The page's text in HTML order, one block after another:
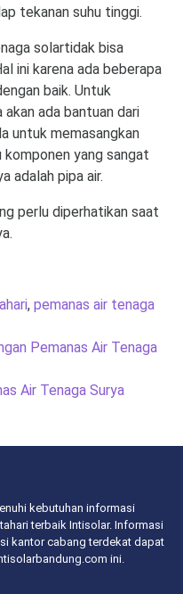
tekanan suhu tinggi.
solartidak bisa
ini karena ada beberapa
baik. Untuk
akan ada bantuan dari
untuk memasangkan
yang sangat
adalah pipa air.
perlu diperhatikan saat
, pemanas air tenaga
Pemanas Air Tenaga
Air Tenaga Surya
kebutuhan informasi
terbaik Intisolar. Informasi
kantor cabang terdekat dapat
ini.